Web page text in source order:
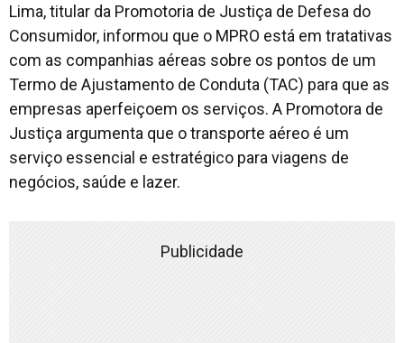
Lima, titular da Promotoria de Justiça de Defesa do
Consumidor, informou que o MPRO está em tratativas
com as companhias aéreas sobre os pontos de um
Termo de Ajustamento de Conduta (TAC) para que as
empresas aperfeiçoem os serviços. A Promotora de
Justiça argumenta que o transporte aéreo é um
serviço essencial e estratégico para viagens de
negócios, saúde e lazer.
Publicidade